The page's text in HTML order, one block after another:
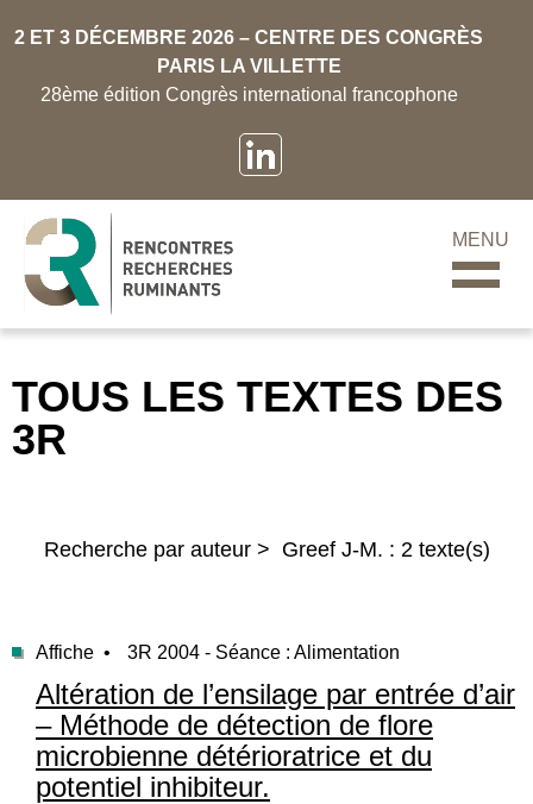
2 ET 3 DÉCEMBRE 2026 – CENTRE DES CONGRÈS
PARIS LA VILLETTE
28ème édition Congrès international francophone
MENU
TOUS LES TEXTES DES
3R
Recherche par auteur > Greef J-M. : 2 texte(s)
Affiche • 3R 2004 - Séance : Alimentation
Altération de l’ensilage par entrée d’air
– Méthode de détection de flore
microbienne détérioratrice et du
potentiel inhibiteur.